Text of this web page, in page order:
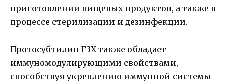
приготовлении пищевых продуктов, а также в
процессе стерилизации и дезинфекции.
Протосубтилин Г3Х также обладает
иммуномодулирующими свойствами,
способствуя укреплению иммунной системы